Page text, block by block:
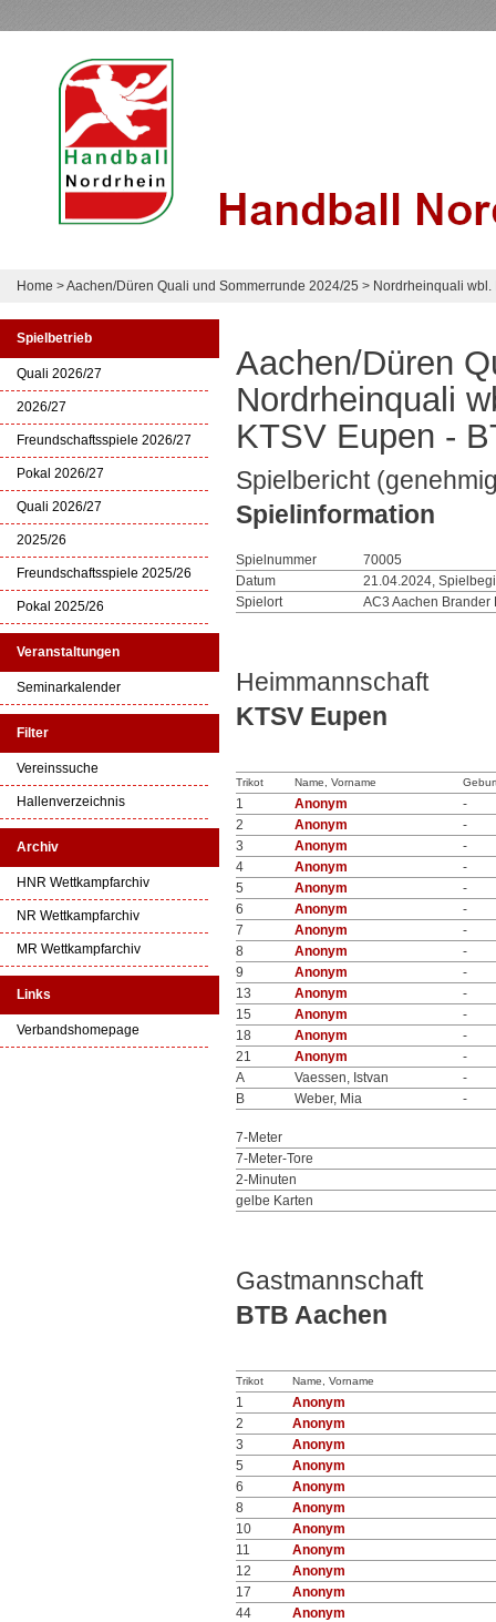
Home >Aachen/Düren Quali und Sommerrunde 2024/25 > Nordrheinquali wbl.
Spielbetrieb
Quali 2026/27
2026/27
Freundschaftsspiele 2026/27
Pokal 2026/27
Quali 2026/27
2025/26
Freundschaftsspiele 2025/26
Pokal 2025/26
Veranstaltungen
Seminarkalender
Filter
Vereinssuche
Hallenverzeichnis
Archiv
HNR Wettkampfarchiv
NR Wettkampfarchiv
MR Wettkampfarchiv
Links
Verbandshomepage
Aachen/Düren
Nordrheinquali
KTSV Eupen -
Spielbericht
Spielinformation
Spielnummer
70005
Datum
21.04.2024,
Spielort
AC3 Aachen Brander
Heimmannschaft
KTSV Eupen
Trikot Name, Vorname
1 Anonym
-
2
Anonym
-
3
Anonym
-
4
Anonym
-
5
Anonym
-
6
Anonym
-
7
Anonym
-
8
Anonym
-
9
Anonym
-
13
Anonym
-
15
Anonym
-
18
Anonym
-
21
Anonym
-
A
Vaessen, Istvan
-
B
Weber, Mia -
7-Meter
7-Meter-Tore
2-Minuten
gelbe Karten
Gastmannschaft
BTB Aachen
Trikot Name, Vorname
1
Anonym
2
Anonym
3
Anonym
5
Anonym
6
Anonym
8
Anonym
10
Anonym
11
Anonym
12
Anonym
17
Anonym
44
Anonym